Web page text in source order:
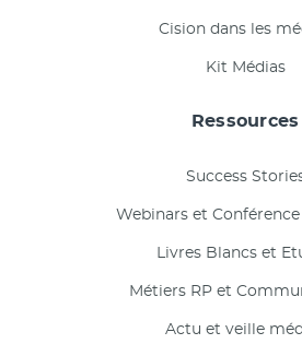
Cision dans les
Kit Médias
Ressources
Success
Webinars et
Livres Blancs et
Métiers RP et
Actu et veille